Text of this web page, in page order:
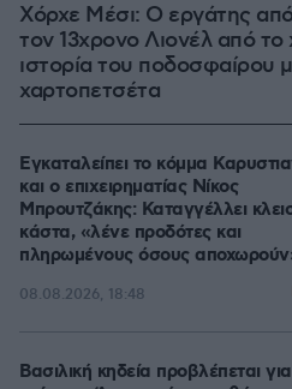
Χόρχε Μέσι: Ο εργάτης
τον 13χρονο Λιονέλ από το
ιστορία του ποδοσφαίρου
χαρτοπετσέτα
Εγκαταλείπει το κόμμα
και ο επιχειρηματίας Νίκος
Μπρουτζάκης: Καταγγέλλει
κάστα, «λένε προδότες και
πληρωμένους όσους
08.08.2026, 18:48
Βασιλική κηδεία προβλέπεται